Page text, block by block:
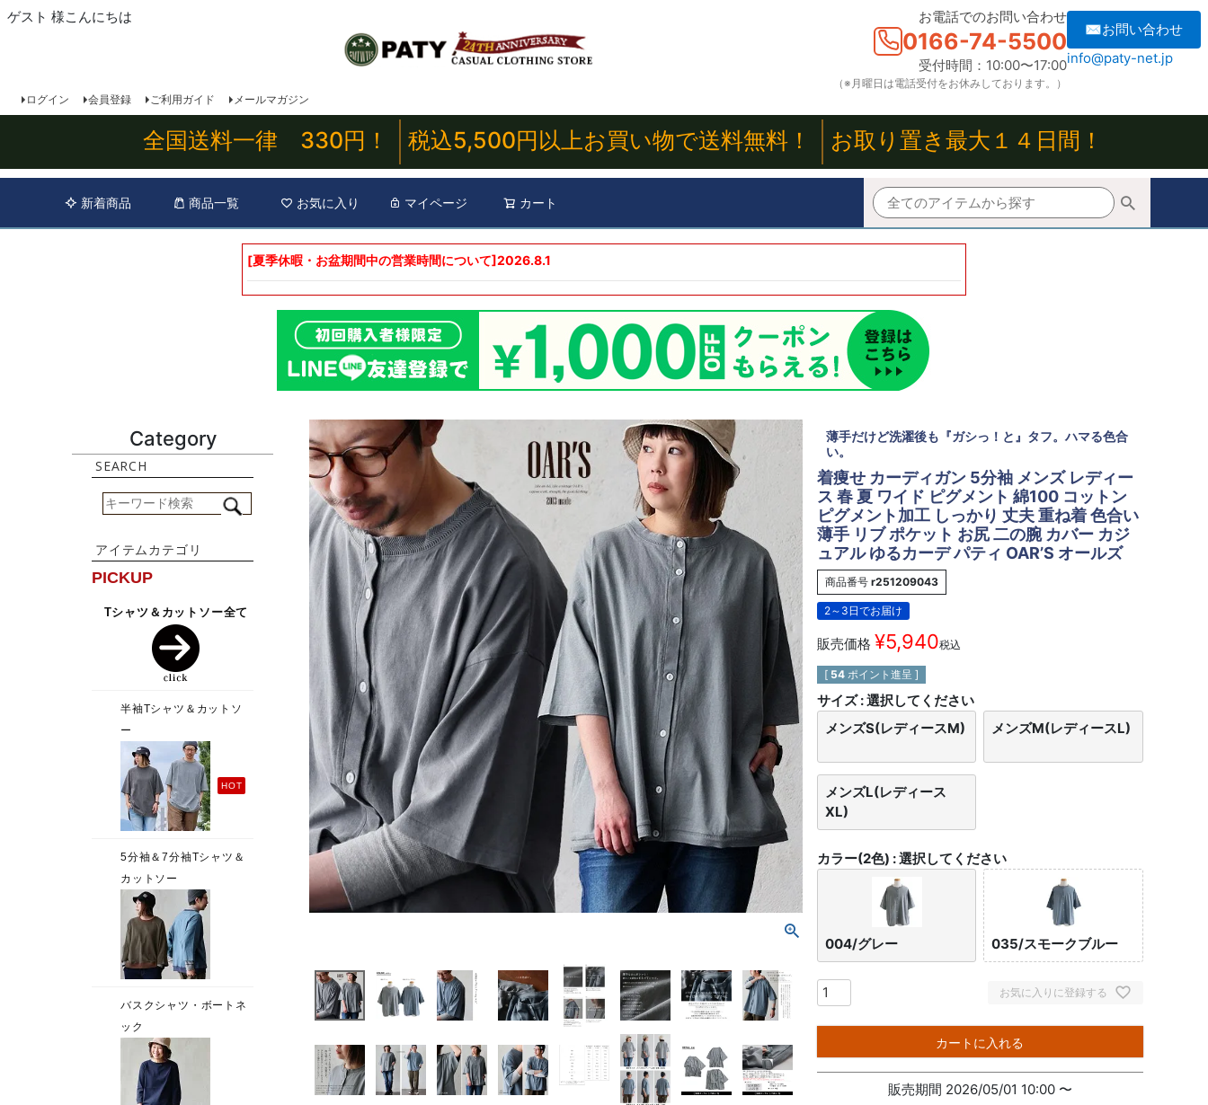
ゲスト 様こんにちは お電話でのお問い合わせ
0166-74-5500
受付時間：10:00〜17:00
（※月曜日は電話受付をお休みしております。）
✉お問い合わせ
info@paty-net.jp
ログイン 会員登録 ご利用ガイド メールマガジン
全国送料一律 330円！ 税込5,500円以上お買い物で送料無料！ お取り置き最大１４日間！
新着商品 商品一覧 お気に入り マイページ カート
[夏季休暇・お盆期間中の営業時間について]2026.8.1
Category
薄手だけど洗濯後も『ガシっ！と』タフ。ハマる色合
い。
着痩せ カーディガン 5分袖 メンズ レディー
ス 春 夏 ワイド ピグメント 綿100 コットン
ピグメント加工 しっかり 丈夫 重ね着 色合い
薄手 リブ ポケット お尻 二の腕 カバー カジ
ュアル ゆるカーデ パティ OAR’S オールズ
商品番号 r251209043
2～3日でお届け
販売価格 ¥5,940税込
[ 54 ポイント進呈 ]
サイズ 選択してください
メンズS(レディースM)
メンズM(レディースL)
メンズL(レディース
XL)
カラー(2色) 選択してください
004/グレー 035/スモークブルー
お気に入りに登録する
カートに入れる
販売期間 2026/05/01 10:00 〜